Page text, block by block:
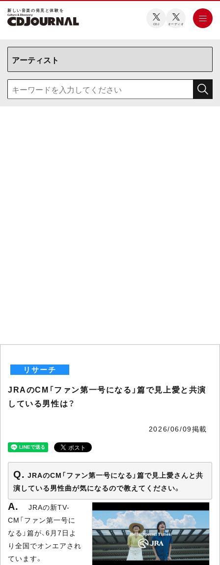
新しい⾳楽の発⾒と体験を
CDJ オーディオ
リサーチ
JRAのCM「ファン第一号になる」篇で見上愛と共演
している男性は？
2026/06/09掲載
JRAのCM「ファン第一号になる」篇で見上愛さんと共
演している男性曲が気になるので教えてください。
JRAの新TV-
CM「ファン第一号に
なる」篇が、6月7日よ
り全国でオンエアされ
ています。